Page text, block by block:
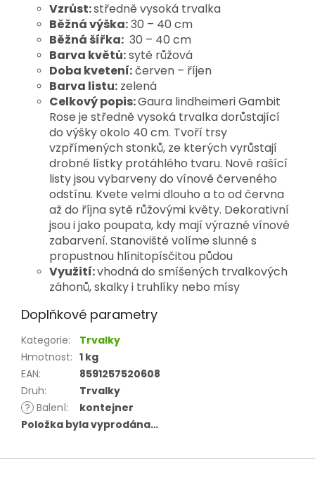
Vzrůst:středně vysoká trvalka
Běžná výška:30 – 40 cm
Běžná šířka: 30 – 40 cm
Barva květů:sytě růžová
Doba kvetení:červen – říjen
Barva listu: zelená
Celkový popis:Gaura lindheimeri Gambit
Rose je středně vysoká trvalka dorůstající
do výšky okolo 40 cm. Tvoří trsy
vzpřímených stonků, ze kterých vyrůstají
drobné lístky protáhlého tvaru. Nově rašící
listy jsou vybarveny do vínově červeného
odstínu. Kvete velmi dlouho a to od června
až do října sytě růžovými květy. Dekorativní
jsou i jako poupata, kdy mají výrazné vínové
zabarvení. Stanoviště volíme slunné s
propustnou hlínitopísčitou půdou
Využití:vhodná do smíšených trvalkových
záhonů, skalky i truhlíky nebo mísy
Doplňkové parametry
Kategorie:
Trvalky
Hmotnost: 1 kg
EAN:
8591257520608
Druh:
Trvalky
? Balení:
kontejner
Položka byla vyprodána…
Z